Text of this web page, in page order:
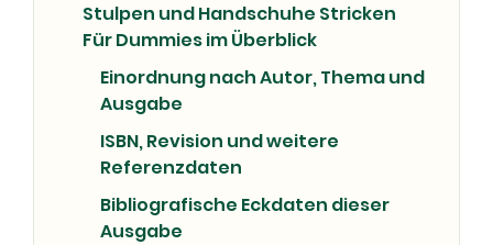
Stulpen und Handschuhe Stricken
Für Dummies im Überblick
Einordnung nach Autor, Thema und
Ausgabe
ISBN, Revision und weitere
Referenzdaten
Bibliografische Eckdaten dieser
Ausgabe